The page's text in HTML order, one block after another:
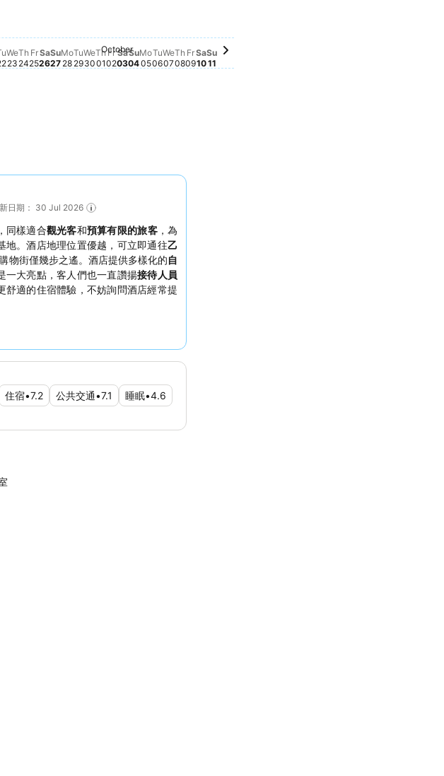
131415
16
格資料
17
September 21
Tuesday, September 22
$1,204
Wednesday, September 23
$1,195
We
23
Thursday, September 24
此日期沒有價格資料
Th
24
Fr
25
Sa
26
Sunday, September 27
$1,267
Su
27
Monday, September 28
$1,209
Mo
28
Tuesday, September 29
此日期沒有價格資料
Tu
29
Wednesday, September 30
$1,358
We
30
Thursday, October 01
此日期沒有價格資料
October
Th
01
Fr
02
Sa
03
Su
04
Monday, October 05
此日期沒有價格資料
Mo
05
Tuesday, October 06
$1,460
Tu
06
Wednesday, October 07
此日期沒有價格資料
We
07
Thursday, October 08
此日期沒有價格資料
Th
08
Fr
09
Sa
10
Su
11
日期： 30 Jul 2026
同樣適合觀光客和預算有限的旅客，為
地。酒店地理位置優越，可立即通往乙
物街僅幾步之遙。酒店提供多樣化的自
一大亮點，客人們也一直讚揚接待人員
舒適的住宿體驗，不妨詢問酒店經常提
住宿•7.2 公共交通•7.1 睡眠•4.6